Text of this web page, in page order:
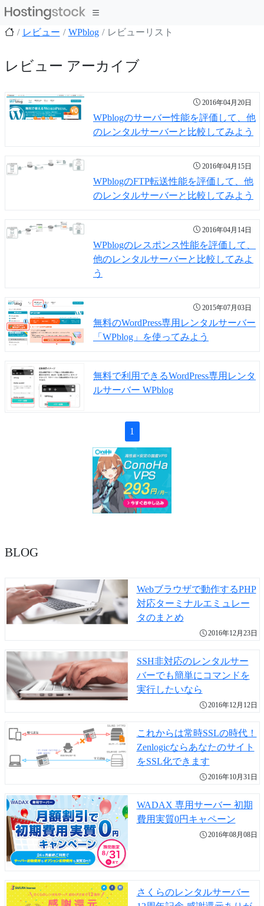
レビュー WPblog レビューリスト
レビュー アーカイブ
2016年04月20日
WPblogのサーバー性能を評価して、他
のレンタルサーバーと比較してみよう
2016年04月15日
WPblogのFTP転送性能を評価して、他
のレンタルサーバーと比較してみよう
2016年04月14日
WPblogのレスポンス性能を評価して、
他のレンタルサーバーと比較してみよ
う
2015年07月03日
無料のWordPress専用レンタルサーバー
「WPblog」を使ってみよう
無料で利用できるWordPress専用レンタ
ルサーバー WPblog
1
BLOG
Webブラウザで動作するPHP
対応ターミナルエミュレー
タのまとめ
2016年12月23日
SSH非対応のレンタルサー
バーでも簡単にコマンドを
実行したいなら
2016年12月12日
これからは常時SSLの時代！
Zenlogicならあなたのサイト
をSSL化できます
2016年10月31日
WADAX 専用サーバー 初期
費用実質0円キャペーン
2016年08月08日
さくらのレンタルサーバー